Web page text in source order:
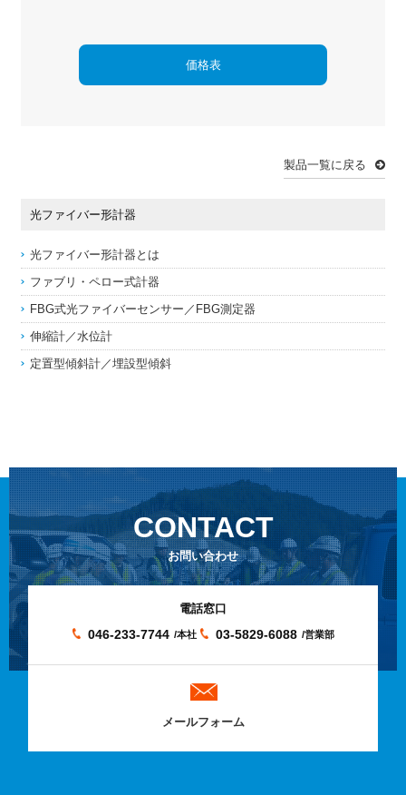
価格表
製品一覧に戻る
光ファイバー形計器
光ファイバー形計器とは
ファブリ・ペロー式計器
FBG式光ファイバーセンサー／FBG測定器
伸縮計／水位計
定置型傾斜計／埋設型傾斜
CONTACT
お問い合わせ
電話窓口
046-233-7744 /本社 03-5829-6088 /営業部
メールフォーム